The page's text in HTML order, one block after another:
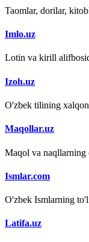
Taomlar, dorilar,
Imlo.uz
Lotin va kirill
Izoh.uz
O'zbek tilining
Maqollar.uz
Maqol va naqllarning
Ismlar.com
O'zbek Ismlarning
Latifa.uz